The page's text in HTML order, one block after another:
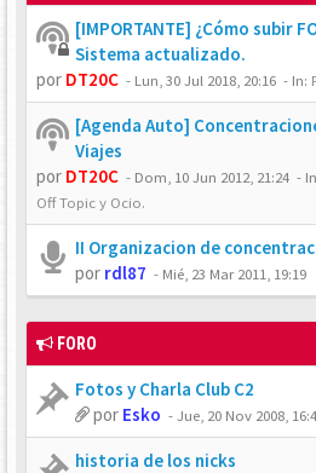
[IMPORTANTE] ¿Cómo subir
Sistema actualizado.
por DT20C - Lun, 30 Jul 2018, 20:16 - In:
[Agenda Auto]
Viajes
por DT20C - Dom, 10 Jun 2012, 21:24 -
Off Topic y Ocio.
II Organizacion de
por rdl87 - Mié, 23 Mar 2011, 19:19
FORO
Fotos y Charla Club C2
por Esko -Jue, 20 Nov 2008,
historia de los nicks